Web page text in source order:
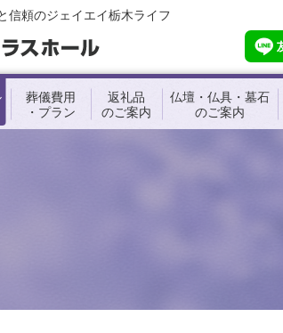
信頼のジェイエイ栃木ライフ
葬儀費用
・プラン
返礼品
のご案内
仏壇・仏具・墓石
のご案内